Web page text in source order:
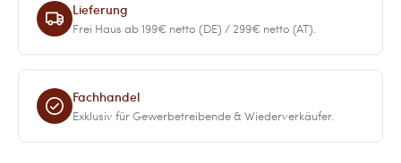
Lieferung
Frei Haus ab 199€ netto (DE) / 299€ netto (AT).
Fachhandel
Exklusiv für Gewerbetreibende & Wiederverkäufer.